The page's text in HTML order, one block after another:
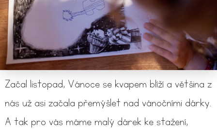
Začal listopad, Vánoce se kvapem blíží a většina z
nás už asi začala přemýšlet nad vánočními dárky.
A tak pro vás máme malý dárek ke stažení,